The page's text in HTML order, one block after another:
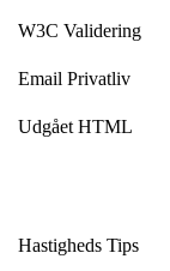
W3C Validering
Email Privatliv
Udgået HTML
Hastigheds Tips